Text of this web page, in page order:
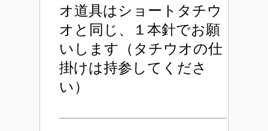
オ道具はショートタチウ
オと同じ、１本針でお願
いします（タチウオの仕
掛けは持参してくださ
い）